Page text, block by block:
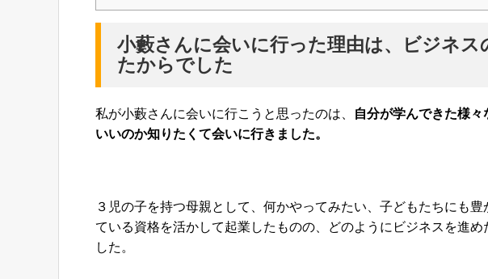
小藪さんに会いに行った理由は、ビジネ
たからでした
私が小藪さんに会いに行こうと思ったのは、
自分が学んできた様
いいのか知りたくて会いに行きました。
３児の子を持つ母親として、何かやってみたい、子どもたちにも
ている資格を活かして起業したものの、どのようにビジネスを進
した。